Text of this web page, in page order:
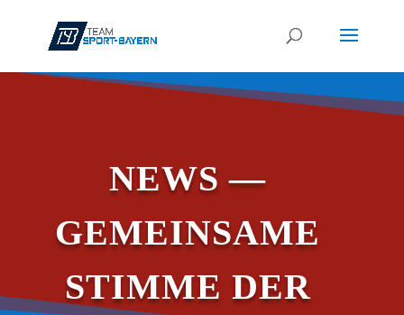
NEWS —
GEMEIN­SA­ME
STIM­ME DER